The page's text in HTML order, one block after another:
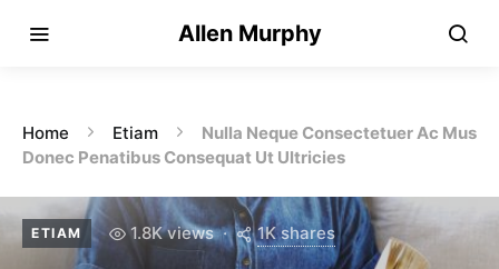
Allen Murphy
Home Etiam
Nulla Neque Consectetuer Ac Mus
Donec Penatibus Consequat Ut Ultricies
ETIAM 1.8K views 1K shares